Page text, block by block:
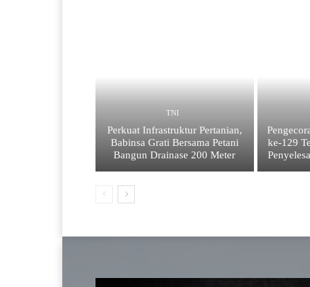
TNI
Perkuat Infrastruktur Pertanian,
Babinsa Grati Bersama Petani
Bangun Drainase 200 Meter
ke-129